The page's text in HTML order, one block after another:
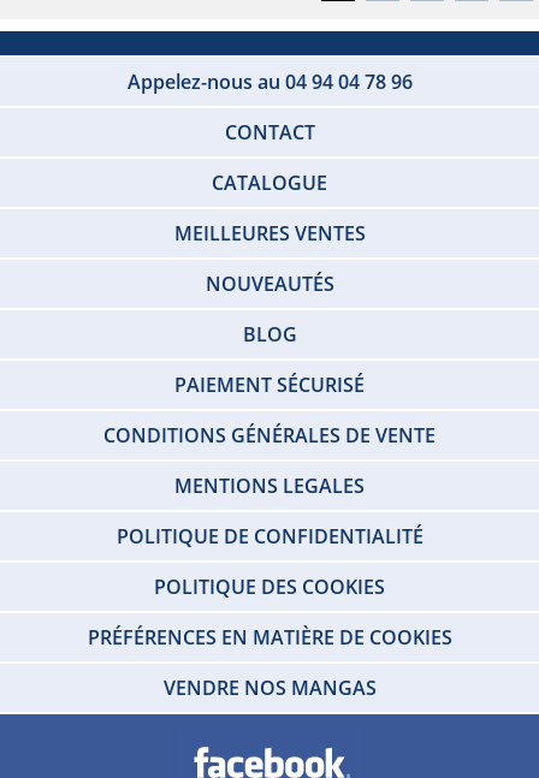
Appelez-nous au 04 94 04 78 96
CONTACT
CATALOGUE
MEILLEURES VENTES
NOUVEAUTÉS
BLOG
PAIEMENT SÉCURISÉ
CONDITIONS GÉNÉRALES DE VENTE
MENTIONS LEGALES
POLITIQUE DE CONFIDENTIALITÉ
POLITIQUE DES COOKIES
PRÉFÉRENCES EN MATIÈRE DE COOKIES
VENDRE NOS MANGAS